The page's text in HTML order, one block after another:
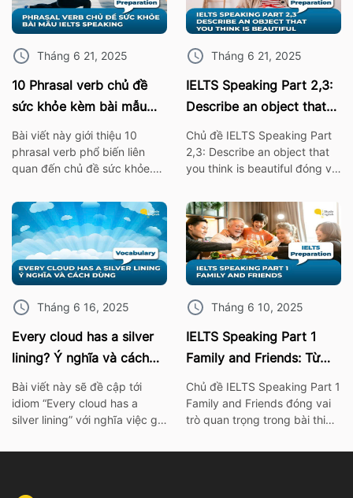
Tháng 6 21, 2025
10 Phrasal verb chủ đề
sức khỏe kèm bài mẫu
IELTS Speaking
Bài viết này giới thiệu 10
phrasal verb phổ biến liên
quan đến chủ đề sức khỏe.
giúp bạn mở rộng vốn từ
vựng mà còn rất hữu ích khi
áp dụng trong bài thi nói
IELTS Speaking. I. 10 Phrasal
verb chủ đề sức khỏe Burn
out – […]
Tháng 6 21, 2025
IELTS Speaking Part 2,3:
Describe an object that
you think is beautiful
Chủ đề IELTS Speaking Part
2,3: Describe an object that
you think is beautiful đóng vai
IELTS. Vì thế hãy cùng ISE tìm
hiểu các từ vựng thông dụng
nhất, cùng với bài mẫu về chủ
đề này nhé! 1. Bài mẫu IELTS
Speaking Part 2: Describe an
object […]
Tháng 6 16, 2025
Every cloud has a silver
lining? Ý nghĩa và cách
dùng chính xác nhất
Bài viết này sẽ đề cập tới
idiom “Every cloud has a
silver lining” với nghĩa việc gì
có thể mà làm điều gì đó. Để
Tháng 6 10, 2025
IELTS Speaking Part 1
Family and Friends: Từ
vựng kèm bài mẫu chi tiết
Chủ đề IELTS Speaking Part 1
Family and Friends đóng vai
trò quan trọng trong bài thi
hiểu các từ vựng thông dụng